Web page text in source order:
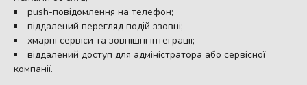
push-повідомлення на телефон;
віддалений перегляд подій ззовні;
хмарні сервіси та зовнішні інтеграції;
віддалений доступ для адміністратора або сервісної
компанії.